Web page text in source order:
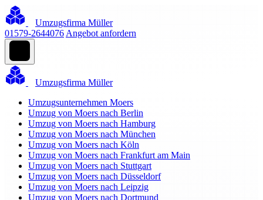
Umzugsfirma Müller
01579-2644076 Angebot anfordern
Umzugsfirma Müller
Umzugsunternehmen Moers
Umzug von Moers nach Berlin
Umzug von Moers nach Hamburg
Umzug von Moers nach München
Umzug von Moers nach Köln
Umzug von Moers nach Frankfurt am Main
Umzug von Moers nach Stuttgart
Umzug von Moers nach Düsseldorf
Umzug von Moers nach Leipzig
Umzug von Moers nach Dortmund